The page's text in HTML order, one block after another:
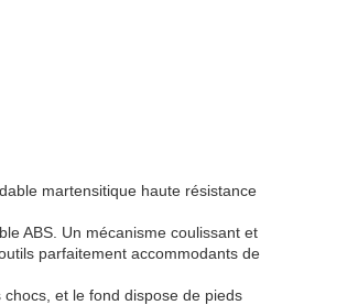
martensitique haute résistance
ABS. Un mécanisme coulissant et
parfaitement accommodants de
et le fond dispose de pieds